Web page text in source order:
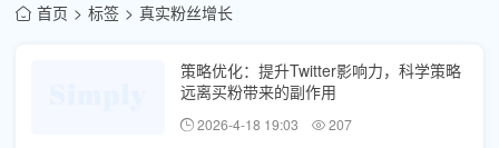
首页 标签 真实粉丝增长
策略优化：提升Twitter影响力，科学策略
远离买粉带来的副作用
2026-4-18 19:03 207